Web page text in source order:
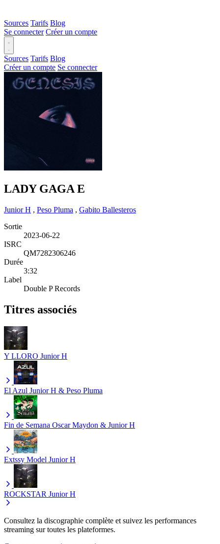
Sources Tarifs Blog
Se connecter Créer un compte
Sources Tarifs Blog
Créer un compte Se connecter
LADY GAGA E
Junior H , Peso Pluma , Gabito Ballesteros
Sortie
2023-06-22
ISRC
QM7282306246
Durée
3:32
Label
Double P Records
Titres associés
Y LLORO Junior H
El Azul Junior H & Peso Pluma
Fin de Semana Oscar Maydon & Junior H
Extssy Model Junior H
ROCKSTAR Junior H
Consultez la discographie complète et suivez les performances
streaming sur toutes les plateformes.